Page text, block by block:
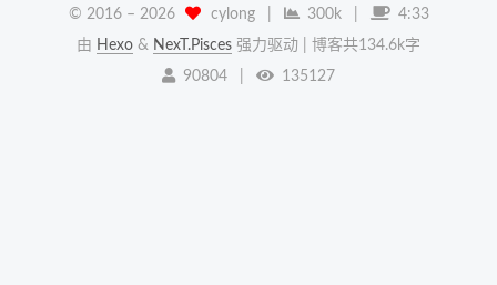
© 2016 – 2026 cylong 300k
4:33
由 Hexo & NexT.Pisces 强力驱动
| 博客共134.6k字
90804
135127